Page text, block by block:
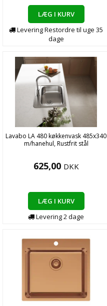
LÆG I KURV
LeveringRestordre til uge 35
dage
Lavabo LA 480 køkkenvask 485x340
m/hanehul, Rustfrit stål
625,00 DKK
LÆG I KURV
Levering2dage